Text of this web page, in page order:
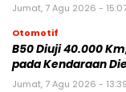
Jumat, 7 Agu 2026 -
Otomotif
B50 Diuji 40.000
pada Kendaraan
Jumat, 7 Agu 2026 -